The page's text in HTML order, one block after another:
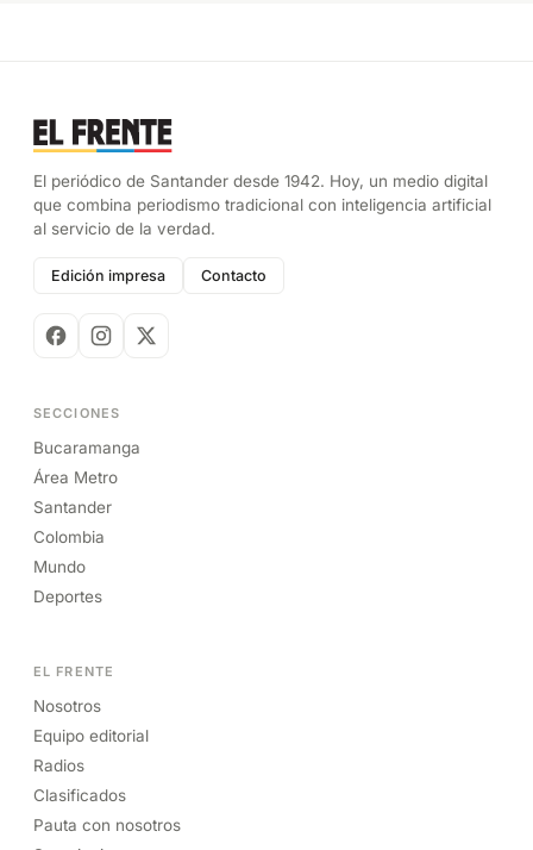
El periódico de Santander desde 1942. Hoy, un medio digital
que combina periodismo tradicional con inteligencia artificial
al servicio de la verdad.
Edición impresa Contacto
SECCIONES
Bucaramanga
Área Metro
Santander
Colombia
Mundo
Deportes
EL FRENTE
Nosotros
Equipo editorial
Radios
Clasificados
Pauta con nosotros